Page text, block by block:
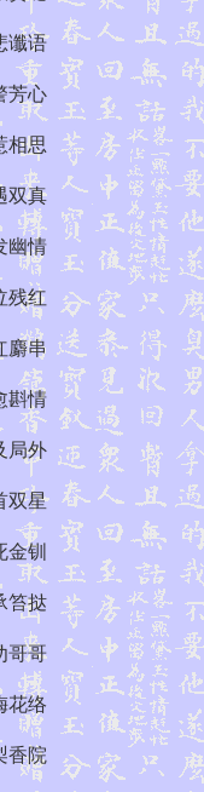
谶语
芳心
相思
双真
幽情
残红
麝串
斟情
局外
双星
金钏
笞挞
哥哥
花络
香院